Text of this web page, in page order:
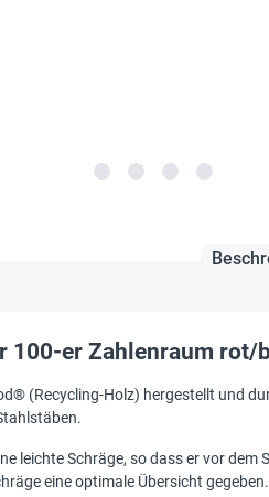
100-er Zahlenraum rot/
(Recycling-Holz) hergestellt und
leichte Schräge, so dass er vor
eine optimale Übersicht